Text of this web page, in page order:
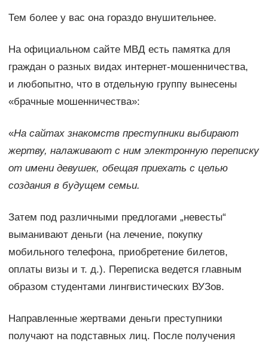
Тем более у вас она гораздо внушительнее.
На официальном сайте МВД есть памятка для
граждан о разных видах интернет-мошенничества,
и любопытно, что в отдельную группу вынесены
«брачные мошенничества»:
«На сайтах знакомств преступники выбирают
жертву, налаживают с ним электронную переписку
от имени девушек, обещая приехать с целью
создания в будущем семьи.
Затем под различными предлогами „невесты“
выманивают деньги (на лечение, покупку
мобильного телефона, приобретение билетов,
оплаты визы и т. д.). Переписка ведется главным
образом студентами лингвистических ВУЗов.
Направленные жертвами деньги преступники
получают на подставных лиц. После получения